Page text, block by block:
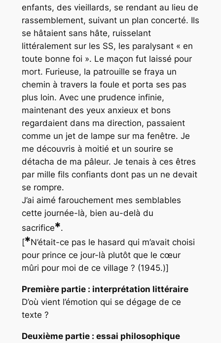
enfants, des vieillards, se rendant au lieu de
rassemblement, suivant un plan concerté. Ils
se hâtaient sans hâte, ruisselant
littéralement sur les SS, les paralysant « en
toute bonne foi ». Le maçon fut laissé pour
mort. Furieuse, la patrouille se fraya un
chemin à travers la foule et porta ses pas
plus loin. Avec une prudence infinie,
maintenant des yeux anxieux et bons
regardaient dans ma direction, passaient
comme un jet de lampe sur ma fenêtre. Je
me découvris à moitié et un sourire se
détacha de ma pâleur. Je tenais à ces êtres
par mille fils confiants dont pas un ne devait
se rompre.
J’ai aimé farouchement mes semblables
cette journée-là, bien au-delà du
sacrifice✱.
[✱N’était-ce pas le hasard qui m’avait choisi
pour prince ce jour-là plutôt que le cœur
mûri pour moi de ce village ? (1945.)]
Première partie : interprétation littéraire
D’où vient l’émotion qui se dégage de ce
texte ?
Deuxième partie : essai philosophique